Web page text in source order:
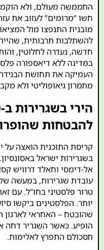
התממשה מעולם, ולא
חשו “מרומים” לעזוב את
מובנית התנפצו מול
להשתלבות תרבותית,
חדשה, נעדרה לחלוטין,
במדינה ללא דיאספורה
העמיקה את תחושת
מתמרון גיאופוליטי ולא
להבטחות שהופרו
בשגרירות ישראל
אל-דימסי וחאלד דרוויש
עובדת שגרירות, במעשה
טרור פלסטיני בחו”ל. עם
יותר. הפלסטינים ביקשו
שהובטח – האחראי לארגון
הופיע. כאשר השגריר
תסכולם התפרץ לאלימות.